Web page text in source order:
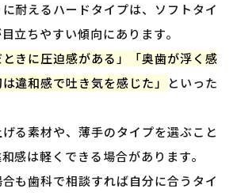
耐えるハードタイプは、ソフトタイ
立ちやすい傾向にあります。
ときに圧迫感がある」「奥歯が浮く感
違和感で吐き気を感じた」
といった
る素材や、薄手のタイプを選ぶこと
感は軽くできる場合があります。
も歯科で相談すれば自分に合うタイ